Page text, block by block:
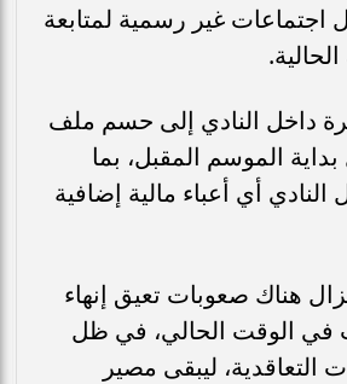
غير رسمية لمتابعة
داخل النادي إلى حسم ملف
الموسم المقبل، بما
أي أعباء مالية إضافية
هناك صعوبات تعيق إنهاء
في الوقت الحالي، في ظل
التعاقدية، ليبقى مصير